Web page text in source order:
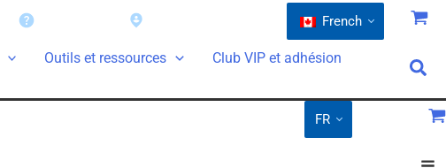
French
Outils et ressources
Club VIP et adhésion
FR